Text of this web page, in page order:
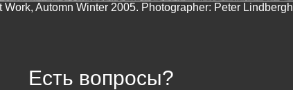
Work, Automn Winter 2005. Photographer: Peter Lindbergh
Есть вопросы?